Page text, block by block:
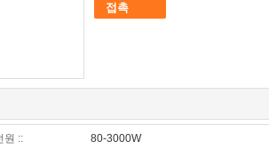
접촉
원 :: 80-3000W